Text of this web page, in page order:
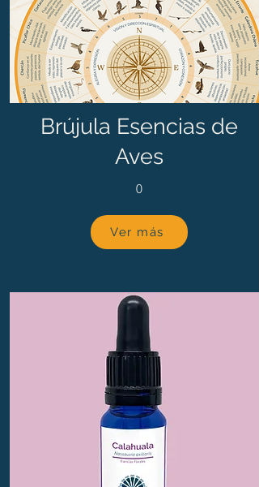
Brújula Esencias de
Aves
0
Ver más